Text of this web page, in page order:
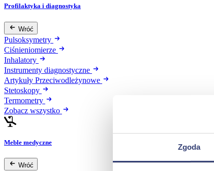
Zgoda
Profilaktyka i diagnostyka
Wróć
Pulsoksymetry
Ciśnieniomierze
Inhalatory
Instrumenty diagnostyczne
Artykuły Przeciwodleżynowe
Stetoskopy
Termometry
Zobacz wszystko
Meble medyczne
Wróć